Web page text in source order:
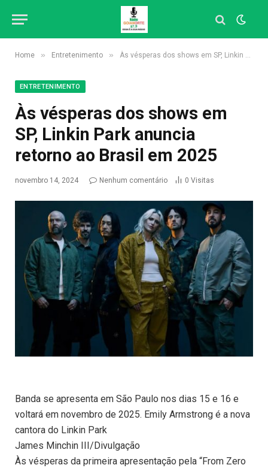
Home » Entretenimento » Às vésperas dos shows em SP, Linkin Park anuncia retorno ao Brasil em 2025
ENTRETENIMENTO
Às vésperas dos shows em
SP, Linkin Park anuncia
retorno ao Brasil em 2025
novembro 14, 2024 Nenhum comentário 0 Visitas
Banda se apresenta em São Paulo nos dias 15 e 16 e
voltará em novembro de 2025. Emily Armstrong é a nova
cantora do Linkin Park
James Minchin III/Divulgação
Às vésperas da primeira apresentação pela “From Zero